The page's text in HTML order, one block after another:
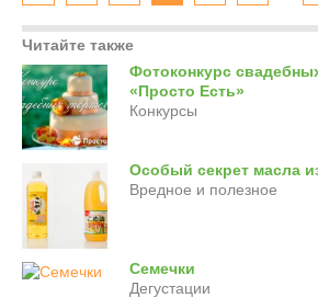
Читайте также
Фотоконкурс
«Просто Есть»
Конкурсы
Особый секрет масла
Вредное и полезное
Семечки
Дегустации